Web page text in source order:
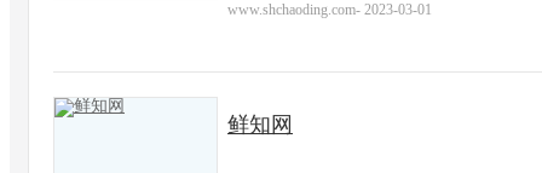
www.shchaoding.com- 2023-03-01
鲜知网